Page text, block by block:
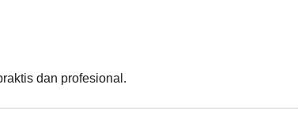
dan profesional.